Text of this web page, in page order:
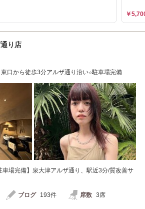
￥
り店
東口から徒歩3分アルザ通り沿い☆駐車場完備
場完備】泉大津アルザ通り、駅近3分/質改善サ
ブログ 193件 席数 3席